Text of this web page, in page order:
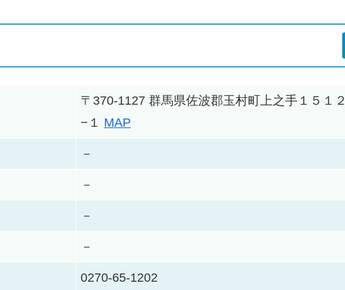
〒370-1127 群馬県佐波郡玉村町上之手１５１２
−１ MAP
－
－
－
－
0270-65-1202